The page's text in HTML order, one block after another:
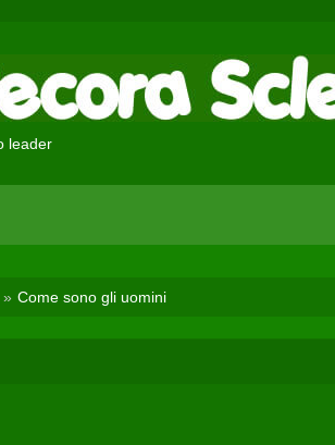
leader
Come sono gli uomini